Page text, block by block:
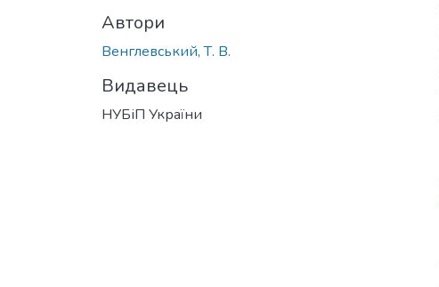
Автори
Венглевський, Т. В.
Видавець
НУБіП України